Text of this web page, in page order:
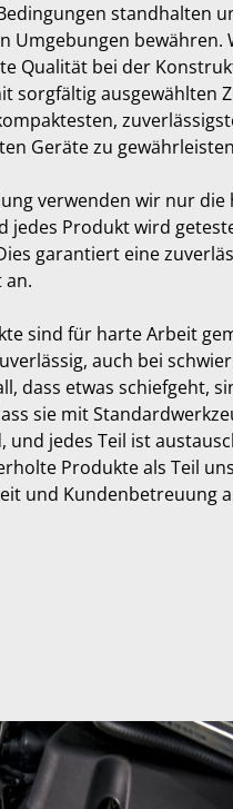
standhalten
Umgebungen bewähren.
Qualität bei der
sorgfältig ausgewählten
Geräte zu
verwenden wir nur
jedes Produkt wird
garantiert eine
an.
sind für harte Arbeit
auch bei
dass etwas schiefgeht,
sie mit
und jedes Teil ist
Produkte als Teil
und Kundenbetreuung